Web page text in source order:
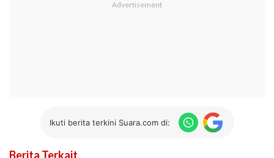
Ikuti berita terkini Suara.com di:
Berita Terkait